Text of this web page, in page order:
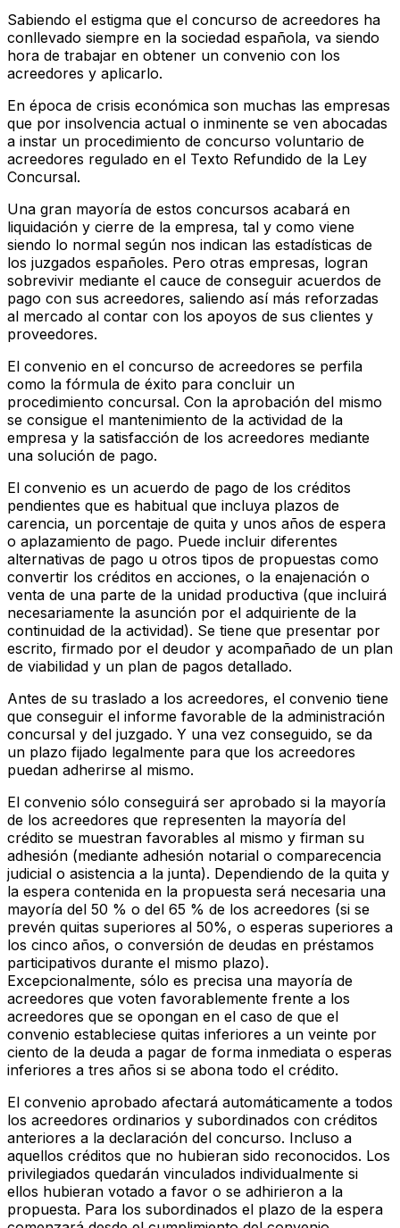
Sabiendo el estigma que el concurso de acreedores ha
conllevado siempre en la sociedad española, va siendo
hora de trabajar en obtener un convenio con los
acreedores y aplicarlo.
En época de crisis económica son muchas las empresas
que por insolvencia actual o inminente se ven abocadas
a instar un procedimiento de concurso voluntario de
acreedores regulado en el Texto Refundido de la Ley
Concursal.
Una gran mayoría de estos concursos acabará en
liquidación y cierre de la empresa, tal y como viene
siendo lo normal según nos indican las estadísticas de
los juzgados españoles. Pero otras empresas, logran
sobrevivir mediante el cauce de conseguir acuerdos de
pago con sus acreedores, saliendo así más reforzadas
al mercado al contar con los apoyos de sus clientes y
proveedores.
El convenio en el concurso de acreedores se perfila
como la fórmula de éxito para concluir un
procedimiento concursal. Con la aprobación del mismo
se consigue el mantenimiento de la actividad de la
empresa y la satisfacción de los acreedores mediante
una solución de pago.
El convenio es un acuerdo de pago de los créditos
pendientes que es habitual que incluya plazos de
carencia, un porcentaje de quita y unos años de espera
o aplazamiento de pago. Puede incluir diferentes
alternativas de pago u otros tipos de propuestas como
convertir los créditos en acciones, o la enajenación o
venta de una parte de la unidad productiva (que incluirá
necesariamente la asunción por el adquiriente de la
continuidad de la actividad). Se tiene que presentar por
escrito, firmado por el deudor y acompañado de un plan
de viabilidad y un plan de pagos detallado.
Antes de su traslado a los acreedores, el convenio tiene
que conseguir el informe favorable de la administración
concursal y del juzgado. Y una vez conseguido, se da
un plazo fijado legalmente para que los acreedores
puedan adherirse al mismo.
El convenio sólo conseguirá ser aprobado si la mayoría
de los acreedores que representen la mayoría del
crédito se muestran favorables al mismo y firman su
adhesión (mediante adhesión notarial o comparecencia
judicial o asistencia a la junta). Dependiendo de la quita y
la espera contenida en la propuesta será necesaria una
mayoría del 50 % o del 65 % de los acreedores (si se
prevén quitas superiores al 50%, o esperas superiores a
los cinco años, o conversión de deudas en préstamos
participativos durante el mismo plazo).
Excepcionalmente, sólo es precisa una mayoría de
acreedores que voten favorablemente frente a los
acreedores que se opongan en el caso de que el
convenio estableciese quitas inferiores a un veinte por
ciento de la deuda a pagar de forma inmediata o esperas
inferiores a tres años si se abona todo el crédito.
El convenio aprobado afectará automáticamente a todos
los acreedores ordinarios y subordinados con créditos
anteriores a la declaración del concurso. Incluso a
aquellos créditos que no hubieran sido reconocidos. Los
privilegiados quedarán vinculados individualmente si
ellos hubieran votado a favor o se adhirieron a la
propuesta. Para los subordinados el plazo de la espera